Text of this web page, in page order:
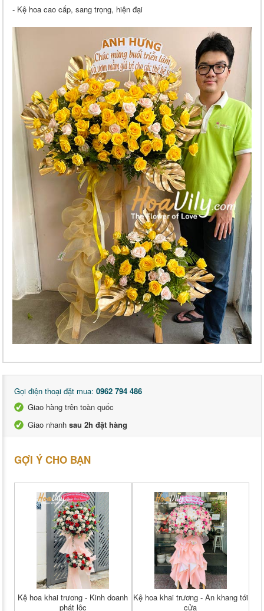
- Kệ hoa cao cấp, sang trọng, hiện đại
Gọi điện thoại đặt mua: 0962 794 486
Giao hàng trên toàn quốc
Giao nhanh sau 2h đặt hàng
GỢI Ý CHO BẠN
Kệ hoa khai trương - Kinh doanh
phát lộc
Kệ hoa khai trương - An khang tới
cửa